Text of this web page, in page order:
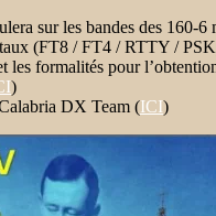
sur les bandes des 160-
(FT8 / FT4 / RTTY /
les formalités pour
)
DX Team (ICI)